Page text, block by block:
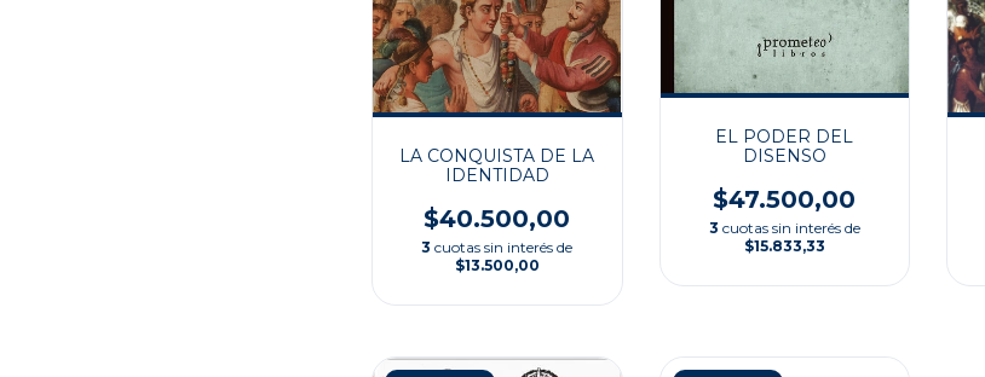
LA CONQUISTA DE LA
IDENTIDAD
$40.500,00
3 cuotas sin interés de
$13.500,00
EL PODER DEL
DISENSO
$47.500,00
3 cuotas sin interés de
$15.833,33